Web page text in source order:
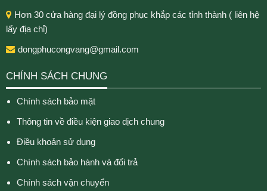
Hơn 30 cửa hàng đại lý đồng phục khắp các tỉnh thành ( liên hệ
lấy địa chỉ)
dongphucongvang@gmail.com
CHÍNH SÁCH CHUNG
Chính sách bảo mật
Thông tin về điều kiện giao dịch chung
Điều khoản sử dụng
Chính sách bảo hành và đổi trả
Chính sách vận chuyển